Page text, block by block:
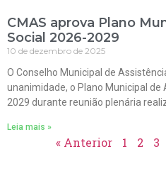
CMAS aprova Plano
Social 2026-2029
10 de dezembro de 2025
O Conselho Municipal de
unanimidade, o Plano Municipal
2029 durante reunião plenária
Leia mais »
« Anterior 1 2 3